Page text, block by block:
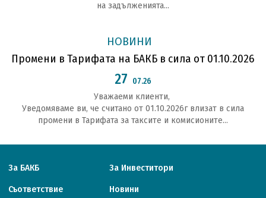
на задълженията...
НОВИНИ
Промени в Тарифата на БАКБ в сила от 01.10.2026
27 07.26
Уважаеми клиенти,
Уведомяваме ви, че считано от 01.10.2026г влизат в сила
промени в Тарифата за таксите и комисионите...
За БАКБ За Инвеститори
Съответствие Новини